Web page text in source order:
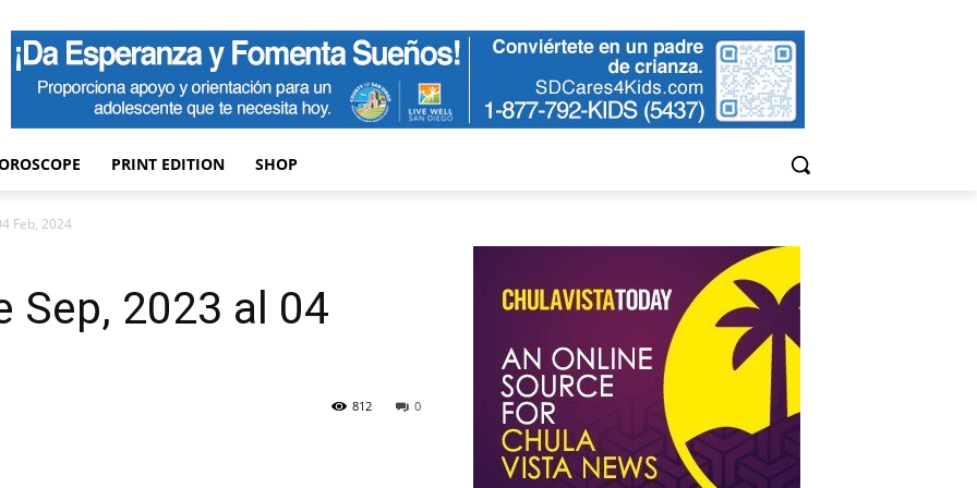
PRINT EDITION SHOP
Feb, 2024
Sep, 2023 al 04
0
812